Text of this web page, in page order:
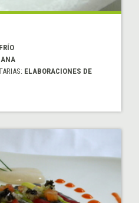
FRÍO
ELABORACIONES DE